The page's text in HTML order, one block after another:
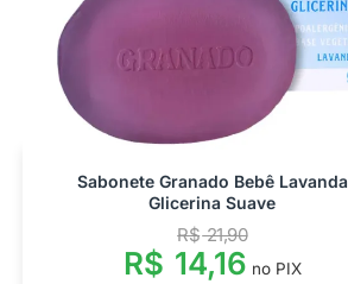
Sabonete Granado Bebê Lavanda
Glicerina Suave
R$21,90
R$ 14,16 no PIX